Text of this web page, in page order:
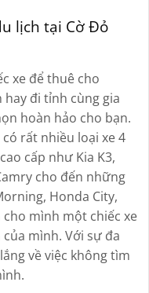
lịch tại Cờ Đỏ
xe để thuê cho
đi tỉnh cùng gia
hoàn hảo cho bạn.
rất nhiều loại xe 4
cấp như Kia K3,
cho đến những
Honda City,
mình một chiếc xe
mình. Với sự đa
về việc không tìm